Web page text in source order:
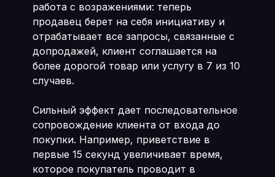
работа с возражениями: теперь
продавец берет на себя инициативу и
отрабатывает все запросы, связанные с
допродажей, клиент соглашается на
более дорогой товар или услугу в 7 из 10
случаев.
Сильный эффект дает последовательное
сопровождение клиента от входа до
покупки. Например, приветствие в
первые 15 секунд увеличивает время,
которое покупатель проводит в